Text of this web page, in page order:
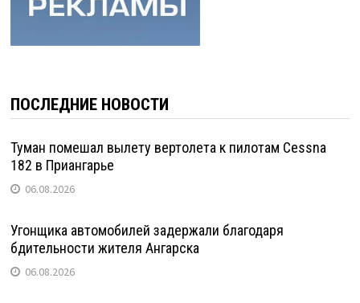
ПОСЛЕДНИЕ НОВОСТИ
Туман помешал вылету вертолета к пилотам Cessna
182 в Приангарье
06.08.2026
Угонщика автомобилей задержали благодаря
бдительности жителя Ангарска
06.08.2026